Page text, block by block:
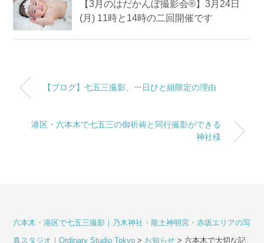
【3月のはだかんぼ撮影会®︎】3月24日
(月) 11時と14時の二回開催です
【ブログ】七五三撮影、一日ひと組限定の理由
港区・六本木で七五三の御祈祷と同行撮影ができる
神社様
六本木・港区で七五三撮影｜乃木神社・龍土神明宮・赤坂エリアの写
真スタジオ｜Ordinary Studio Tokyo > お知らせ > 六本木で大切な記